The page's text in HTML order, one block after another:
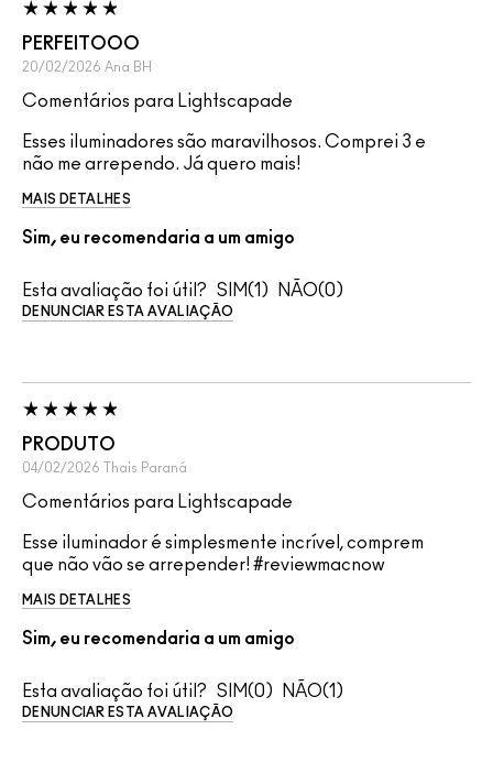
PERFEITOOO
20/02/2026 Ana BH
Comentários para Lightscapade
Esses iluminadores são maravilhosos. Comprei 3 e
não me arrependo. Já quero mais!
MAIS DETALHES
Sim, eu recomendaria a um amigo
Esta avaliação foi útil? 1 0
DENUNCIAR ESTA AVALIAÇÃO
PRODUTO
04/02/2026 Thais Paraná
Comentários para Lightscapade
Esse iluminador é simplesmente incrível, comprem
que não vão se arrepender! #reviewmacnow
MAIS DETALHES
Sim, eu recomendaria a um amigo
Esta avaliação foi útil? 0 1
DENUNCIAR ESTA AVALIAÇÃO